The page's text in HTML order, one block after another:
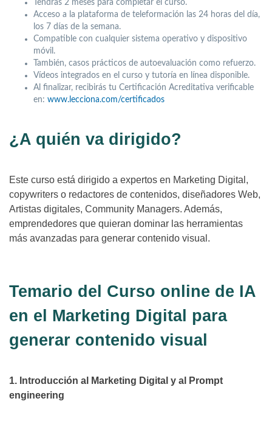
Tendrás 2 meses para completar el curso.
Acceso a la plataforma de teleformación las 24 horas del día,
los 7 días de la semana.
Compatible con cualquier sistema operativo y dispositivo
móvil.
También, casos prácticos de autoevaluación como refuerzo.
Vídeos integrados en el curso y tutoría en línea disponible.
Al finalizar, recibirás tu Certificación Acreditativa verificable
en: www.lecciona.com/certificados
¿A quién va dirigido?
Este curso está dirigido a expertos en Marketing Digital,
copywriters o redactores de contenidos, diseñadores Web,
Artistas digitales, Community Managers. Además,
emprendedores que quieran dominar las herramientas
más avanzadas para generar contenido visual.
Temario del Curso online de IA
en el Marketing Digital para
generar contenido visual
1. Introducción al Marketing Digital y al Prompt
engineering